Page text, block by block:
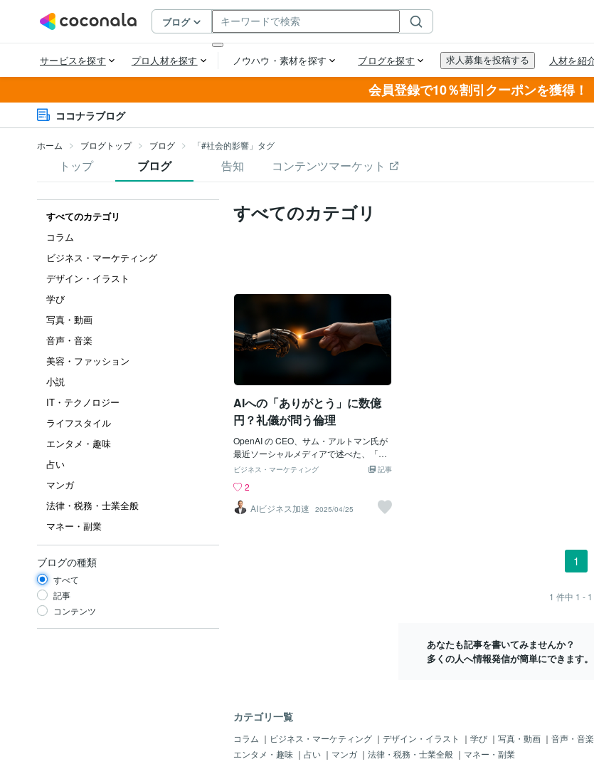
会員登録で10％割引クーポンを獲得！
ココナラブログ
ホーム ブログトップ ブログ 「#社会的影響」タグ
トップ ブログ 告知 コンテンツマーケット
すべてのカテゴリ
コラム
ビジネス・マーケティング
デザイン・イラスト
学び
写真・動画
音声・音楽
美容・ファッション
小説
IT・テクノロジー
ライフスタイル
エンタメ・趣味
占い
マンガ
法律・税務・士業全般
マネー・副業
ブログの種類
すべて
記事
コンテンツ
すべてのカテゴリ
AIへの「ありがとう」に数億
円？礼儀が問う倫理
OpenAI の CEO、サム・アルトマン氏が
最近ソーシャルメディアで述べた、「AI
との対話で『お願いします』や『ありが
ドルだが、それだけの価値がある」とい
うコメントは、人間と人工知能の進化す
る関係に興味深い窓を開きました。この
後にある物理的な現実を浮き彫りにしま
す。大規模言語モデル（LLMs）によって
処理されるすべての文字、生成されるす
べての応答には、相当なインフラが必要
です。LLMs は、入力（プロンプト）を
記事
ビジネス・マーケティング
2
AIビジネス加速
2025/04/25
1
1 件中 1 - 1
あなたも記事を書いてみませんか？
多くの人へ情報発信が簡単にできます。
カテゴリ一覧
コラム ｜ ビジネス・マーケティング ｜ デザイン・イラスト ｜ 学び ｜ 写真・動画 ｜ 音声・音楽
エンタメ・趣味 ｜ 占い ｜ マンガ ｜ 法律・税務・士業全般 ｜ マネー・副業